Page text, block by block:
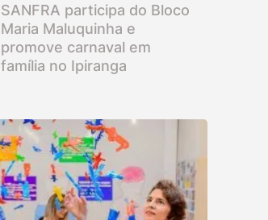
SANFRA participa do Bloco
Maria Maluquinha e
promove carnaval em
família no Ipiranga